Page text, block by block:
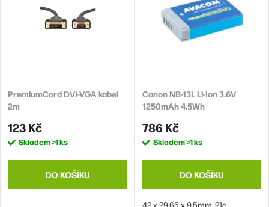
d
u
k
t
o
d
u
k
PremiumCord DVI-VGA kabel
2m
123 Kč
Skladem>1 ks
DO KOŠÍKU
Canon NB-13L Li-Ion 3.6V
1250mAh 4.5Wh
786 Kč
Skladem>1 ks
DO KOŠÍKU
42 x 29,65 x 9,5mm, 21g